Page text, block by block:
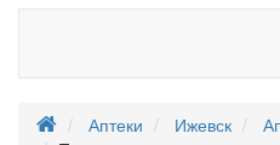
Аптеки Ижевск